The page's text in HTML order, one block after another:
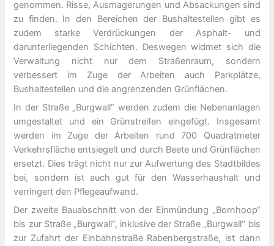
genommen. Risse, Ausmagerungen und Absackungen sind
zu finden. In den Bereichen der Bushaltestellen gibt es
zudem starke Verdrückungen der Asphalt- und
darunterliegenden Schichten. Deswegen widmet sich die
Verwaltung nicht nur dem Straßenraum, sondern
verbessert im Zuge der Arbeiten auch Parkplätze,
Bushaltestellen und die angrenzenden Grünflächen.
In der Straße „Burgwall“ werden zudem die Nebenanlagen
umgestaltet und ein Grünstreifen eingefügt. Insgesamt
werden im Zuge der Arbeiten rund 700 Quadratmeter
Verkehrsfläche entsiegelt und durch Beete und Grünflächen
ersetzt. Dies trägt nicht nur zur Aufwertung des Stadtbildes
bei, sondern ist auch gut für den Wasserhaushalt und
verringert den Pflegeaufwand.
Der zweite Bauabschnitt von der Einmündung „Bornhoop“
bis zur Straße „Burgwall“, inklusive der Straße „Burgwall“ bis
zur Zufahrt der Einbahnstraße Rabenbergstraße, ist dann